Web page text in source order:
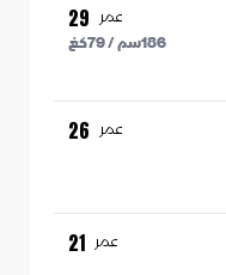
عمر 29
186سم /79كغ
عمر 26
عمر 21